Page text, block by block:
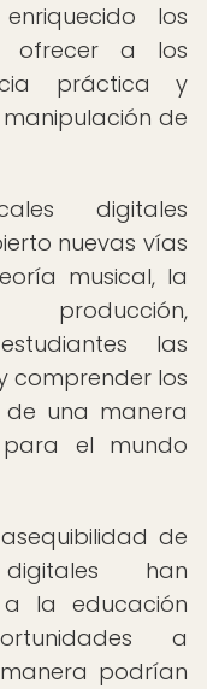
los
ofrecer a los
práctica y
de
digitales
nuevas vías
musical, la
las
comprender los
una manera
el mundo
de
han
la educación
a
podrían